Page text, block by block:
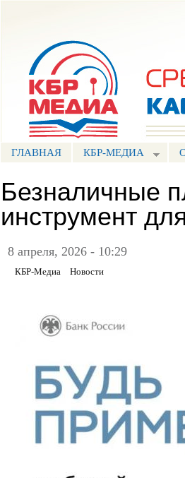
ГЛАВНАЯ КБР-МЕДИА
Безналичные
инструмент
8 апреля, 2026 - 10:29
КБР-Медиа Новости